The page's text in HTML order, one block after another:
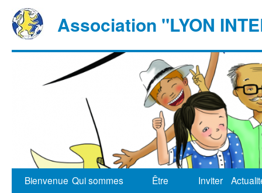
Association "LYON
Bienvenue Qui sommes
Être
Inviter